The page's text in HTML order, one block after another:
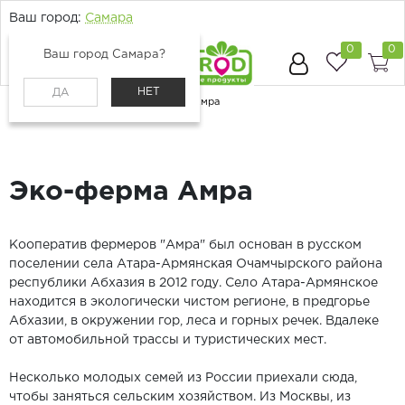
Ваш город: Самара
Ваш город Самара?
ДА НЕТ
0 0
Эко-ферма Амра
Эко-ферма Амра
Кооператив фермеров "Амра" был основан в русском
поселении села Атара-Армянская Очамчырского района
республики Абхазия в 2012 году. Село Атара-Армянское
находится в экологически чистом регионе, в предгорье
Абхазии, в окружении гор, леса и горных речек. Вдалеке
от автомобильной трассы и туристических мест.
Несколько молодых семей из России приехали сюда,
чтобы заняться сельским хозяйством. Из Москвы, из